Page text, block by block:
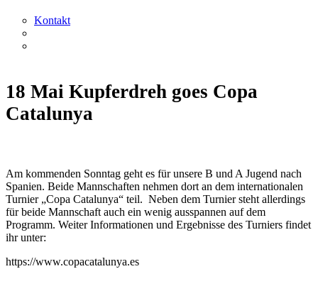
Kontakt
18 Mai Kupferdreh goes Copa
Catalunya
Am kommenden Sonntag geht es für unsere B und A Jugend nach
Spanien. Beide Mannschaften nehmen dort an dem internationalen
Turnier „Copa Catalunya“ teil. Neben dem Turnier steht allerdings
für beide Mannschaft auch ein wenig ausspannen auf dem
Programm. Weiter Informationen und Ergebnisse des Turniers findet
ihr unter:
https://www.copacatalunya.es